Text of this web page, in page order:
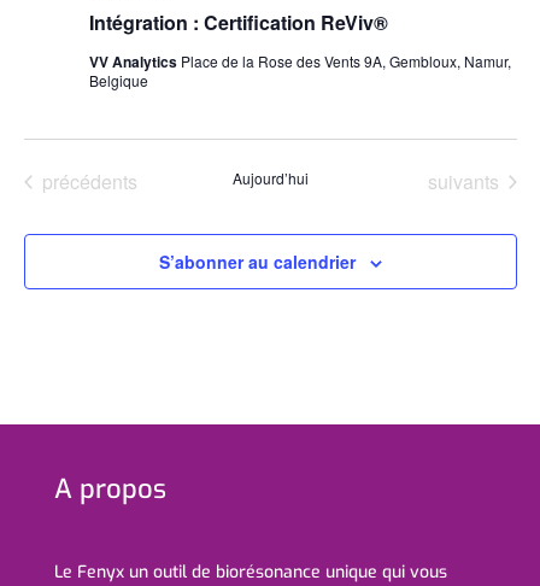
Intégration : Certification ReViv®
VV Analytics Place de la Rose des Vents 9A, Gembloux, Namur,
Belgique
Évènements
précédents Aujourd’hui Évènements
suivants
S’abonner au calendrier
A propos
Le Fenyx un outil de biorésonance unique qui vous